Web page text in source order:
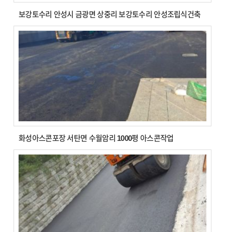
보강토수리 안성시 금광면 상중리 보강토수리 안성조립식건축
화성아스콘포장 서탄면 수월암리 1000평 아스콘작업